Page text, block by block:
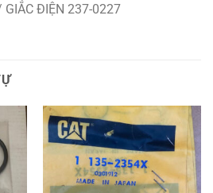
GIẮC ĐIỆN 237-0227